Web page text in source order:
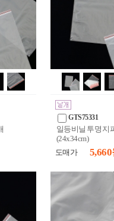
GTS75331
일등비닐 투명 지
(24x34cm)
도매가
5,660